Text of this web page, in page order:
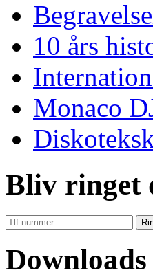
10 års
Monaco
Bliv ringet
Downloads